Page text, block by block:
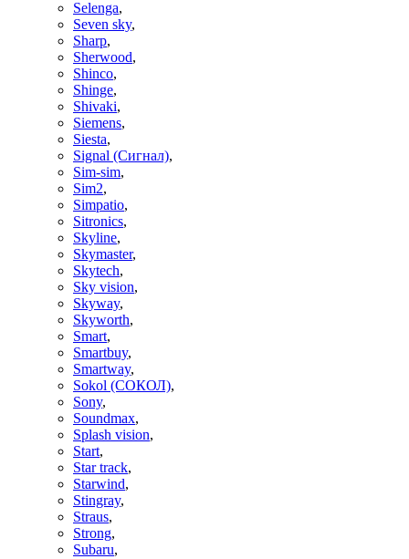
Selenga,
Seven sky,
Sharp,
Sherwood,
Shinco,
Shinge,
Shivaki,
Siemens,
Siesta,
Signal (Сигнал),
Sim-sim,
Sim2,
Simpatio,
Sitronics,
Skyline,
Skymaster,
Skytech,
Sky vision,
Skyway,
Skyworth,
Smart,
Smartbuy,
Smartway,
Sokol (СОКОЛ),
Sony,
Soundmax,
Splash vision,
Start,
Star track,
Starwind,
Stingray,
Straus,
Strong,
Subaru,